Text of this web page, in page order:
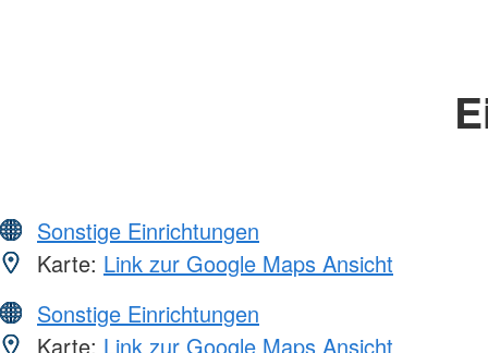
Sonstige Einrichtungen
Karte: Link zur Google Maps Ansicht
Sonstige Einrichtungen
Karte: Link zur Google Maps Ansicht